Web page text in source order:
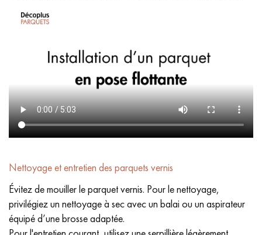
Nettoyage et entretien des parquets vernis
Évitez de mouiller le parquet vernis. Pour le nettoyage,
privilégiez un nettoyage à sec avec un balai ou un aspirateur
équipé d’une brosse adaptée.